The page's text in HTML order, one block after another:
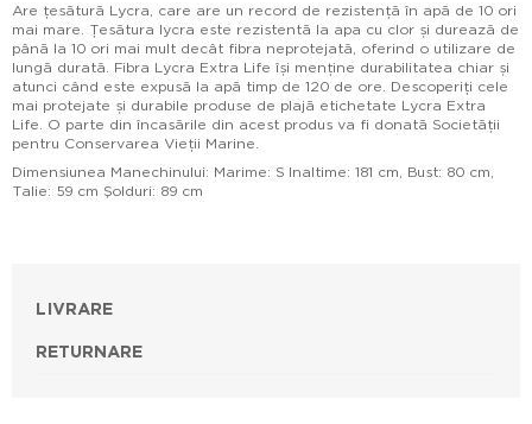
Are țesătură Lycra, care are un record de rezistență în apă de 10 ori
mai mare. Țesătura lycra este rezistentă la apa cu clor și durează de
până la 10 ori mai mult decât fibra neprotejată, oferind o utilizare de
lungă durată. Fibra Lycra Extra Life își menține durabilitatea chiar și
atunci când este expusă la apă timp de 120 de ore. Descoperiți cele
mai protejate și durabile produse de plajă etichetate Lycra Extra
Life. O parte din încasările din acest produs va fi donată Societății
pentru Conservarea Vieții Marine.
Dimensiunea Manechinului: Marime: S Inaltime: 181 cm, Bust: 80 cm,
Talie: 59 cm Şolduri: 89 cm
LIVRARE
RETURNARE